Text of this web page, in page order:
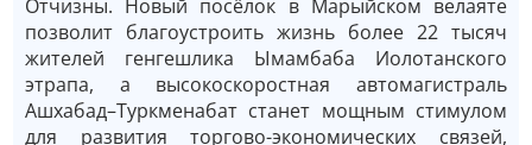
Отчизны. Новый посёлок в Марыйском велаяте
позволит благоустроить жизнь более 22 тысяч
жителей генгешлика Ымамбаба Иолотанского
этрапа, а высокоскоростная автомагистраль
Ашхабад–Туркменабат станет мощным стимулом
для развития торгово-экономических связей,